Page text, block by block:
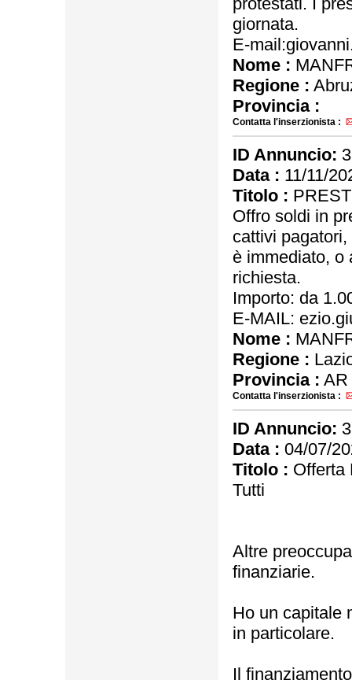
giornata.
E-
Nome :
Regione :
Provincia :
Contatta l'inserzionista :
ID Annuncio:
Data : 11/11/
Titolo :
Offro soldi in
cattivi
è immediato, o
richiesta.
Importo: da
E-MAIL:
Nome :
Regione :
Provincia : AR
Contatta l'inserzionista :
ID Annuncio:
Data : 04/07/
Titolo : Offerta
Tutti
Altre
finanziarie.
Ho un capitale
in particolare.
Il